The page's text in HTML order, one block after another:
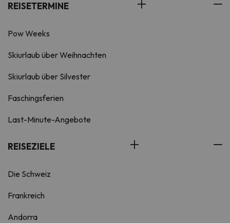
REISETERMINE
Pow Weeks
Skiurlaub über Weihnachten
Skiurlaub über Silvester
Faschingsferien
Last-Minute-Angebote
REISEZIELE
Die Schweiz
Frankreich
Andorra